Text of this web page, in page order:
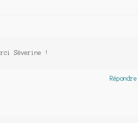
Séverine !
Répondre